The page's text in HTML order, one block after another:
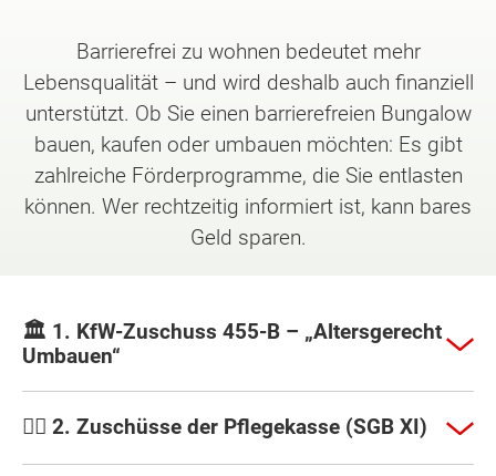
Barrierefrei zu wohnen bedeutet mehr
Lebensqualität – und wird deshalb auch finanziell
unterstützt. Ob Sie einen barrierefreien Bungalow
bauen, kaufen oder umbauen möchten: Es gibt
zahlreiche Förderprogramme, die Sie entlasten
können. Wer rechtzeitig informiert ist, kann bares
Geld sparen.
🏛️ 1. KfW-Zuschuss 455-B – „Altersgerecht
Umbauen“
🧑‍⚕️ 2. Zuschüsse der Pflegekasse (SGB XI)